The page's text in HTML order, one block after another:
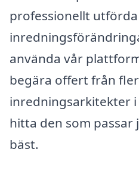
professionellt utförda
använda vår
begära offert från
inredningsarkitekter
hitta den som passar
bäst.